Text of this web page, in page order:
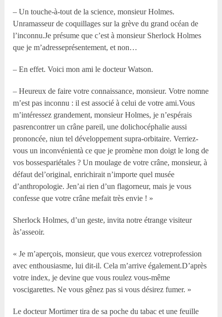
– Un touche-à-tout de la science, monsieur Holmes.
Unramasseur de coquillages sur la grève du grand océan de
l’inconnu.Je présume que c’est à monsieur Sherlock Holmes
que je m’adresseprésentement, et non…
– En effet. Voici mon ami le docteur Watson.
– Heureux de faire votre connaissance, monsieur. Votre nomne
m’est pas inconnu : il est associé à celui de votre ami.Vous
m’intéressez grandement, monsieur Holmes, je n’espérais
pasrencontrer un crâne pareil, une dolichocéphalie aussi
prononcée, niun tel développement supra-orbitaire. Verriez-
vous un inconvénientà ce que je promène mon doigt le long de
vos bossespariétales ? Un moulage de votre crâne, monsieur, à
défaut del’original, enrichirait n’importe quel musée
d’anthropologie. Jen’ai rien d’un flagorneur, mais je vous
confesse que votre crâne mefait très envie ! »
Sherlock Holmes, d’un geste, invita notre étrange visiteur
às’asseoir.
« Je m’aperçois, monsieur, que vous exercez votreprofession
avec enthousiasme, lui dit-il. Cela m’arrive également.D’après
votre index, je devine que vous roulez vous-même
voscigarettes. Ne vous gênez pas si vous désirez fumer. »
Le docteur Mortimer tira de sa poche du tabac et une feuille